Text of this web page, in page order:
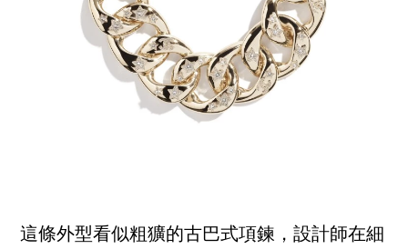
這條外型看似粗獷的古巴式項鍊，設計師在細